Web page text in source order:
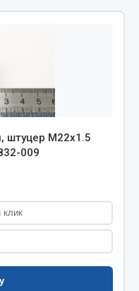
штуцер М22х1.5
009
клик